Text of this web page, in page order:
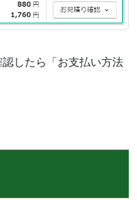
したら「お支払い方法